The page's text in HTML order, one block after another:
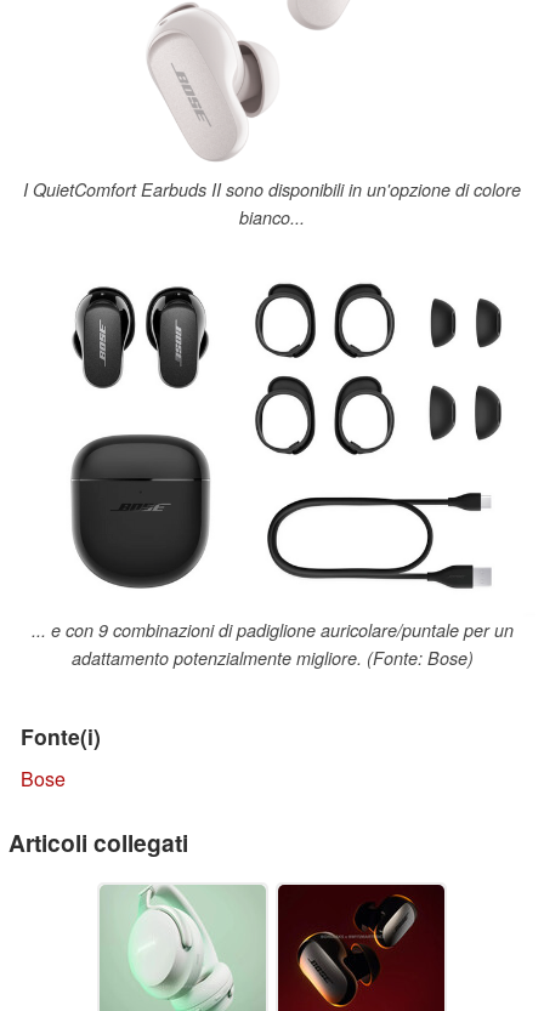
I QuietComfort Earbuds II sono disponibili in un'opzione di colore
bianco...
... e con 9 combinazioni di padiglione auricolare/puntale per un
adattamento potenzialmente migliore. (Fonte: Bose)
Fonte(i)
Bose
Articoli collegati